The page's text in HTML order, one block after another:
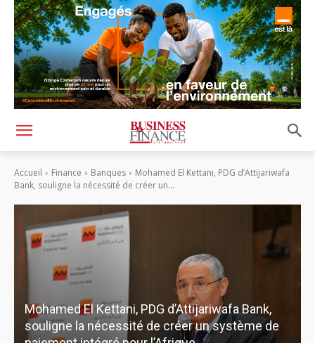
Accueil Finance Banques
Mohamed El Kettani, PDG d’Attijariwafa
Bank, souligne la nécessité de créer un...
Mohamed El Kettani, PDG d’Attijariwafa Bank,
souligne la nécessité de créer un système de